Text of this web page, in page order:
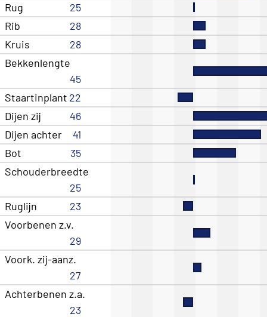
Rug
25
Rib
28
Kruis
28
Bekkenlengte
45
Staartinplant 22
Dijen zij
46
Dijen achter
41
Bot
35
Schouderbreedte
25
Ruglijn
23
Voorbenen z.v.
29
Voork. zij-aanz.
27
Achterbenen z.a.
23